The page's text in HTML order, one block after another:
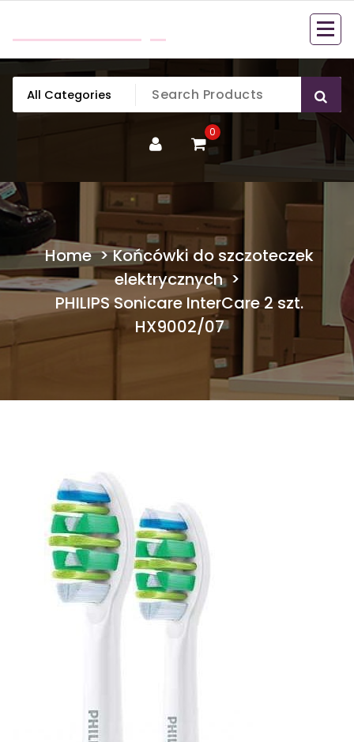
content
0
Home>Końcówki do szczoteczek
elektrycznych>
PHILIPS Sonicare InterCare 2 szt.
HX9002/07